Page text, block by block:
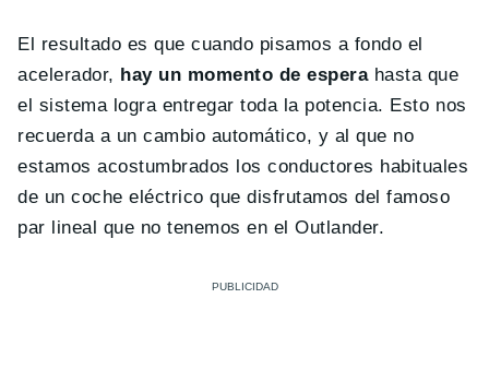
El resultado es que cuando pisamos a fondo el
acelerador, hay un momento de esperahasta que
el sistema logra entregar toda la potencia. Esto nos
recuerda a un cambio automático, y al que no
estamos acostumbrados los conductores habituales
de un coche eléctrico que disfrutamos del famoso
par lineal que no tenemos en el Outlander.